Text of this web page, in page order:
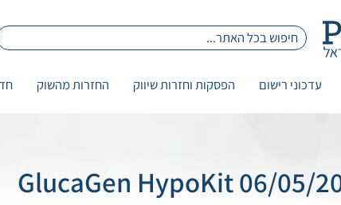
עדכוני רישום הפסקות וחזרות שיווק החזרות מהשוק